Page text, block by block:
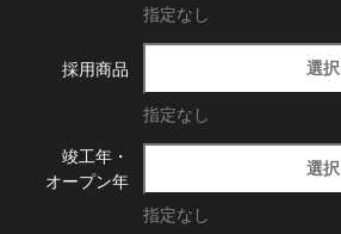
指定なし
採用商品 選択
指定なし
竣工年・
オープン年
選択
指定なし